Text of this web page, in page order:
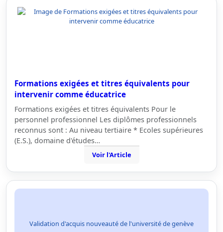
Formations exigées et titres équivalents pour
intervenir comme éducatrice
Formations exigées et titres équivalents Pour le
personnel professionnel Les diplômes professionnels
reconnus sont : Au niveau tertiaire * Ecoles supérieures
(E.S.), domaine d'études…
Voir l'Article
Validation d'acquis nouveauté de l'université de genève